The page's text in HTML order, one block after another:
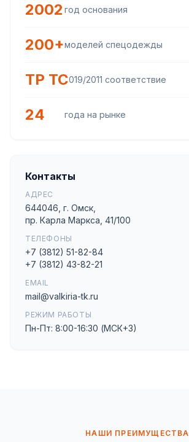
2002 год основания
200+моделей спецодежды
ТР ТС019/2011 соответствие
24 года на рынке
Контакты
АДРЕС
644046, г. Омск,
пр. Карла Маркса, 41/100
ТЕЛЕФОНЫ
+7 (3812) 51-82-84
+7 (3812) 43-82-21
EMAIL
mail@valkiria-tk.ru
РЕЖИМ РАБОТЫ
Пн-Пт: 8:00-16:30 (МСК+3)
НАШИ ПРЕИМУЩЕСТВА